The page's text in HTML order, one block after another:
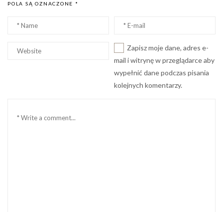
POLA SĄ OZNACZONE *
Nazwa
Email
Witryna
Zapisz moje dane, adres e-
mail i witrynę w przeglądarce aby
wypełnić dane podczas pisania
kolejnych komentarzy.